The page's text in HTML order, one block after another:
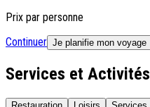
Prix par personne
Continuer Je planifie mon voyage
Services et Activités